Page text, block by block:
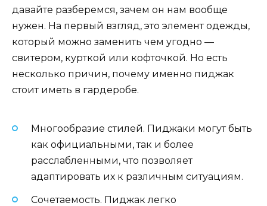
давайте разберемся, зачем он нам вообще
нужен. На первый взгляд, это элемент одежды,
который можно заменить чем угодно —
свитером, курткой или кофточкой. Но есть
несколько причин, почему именно пиджак
стоит иметь в гардеробе.
Многообразие стилей. Пиджаки могут быть
как официальными, так и более
расслабленными, что позволяет
адаптировать их к различным ситуациям.
Сочетаемость. Пиджак легко